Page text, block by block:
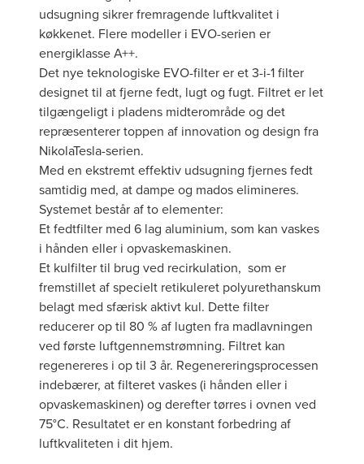
udsugning sikrer fremragende luftkvalitet i
køkkenet. Flere modeller i EVO-serien er
energiklasse A++.
Det nye teknologiske EVO-filter er et 3-i-1 filter
designet til at fjerne fedt, lugt og fugt. Filtret er let
tilgængeligt i pladens midterområde og det
repræsenterer toppen af innovation og design fra
NikolaTesla-serien.
Med en ekstremt effektiv udsugning fjernes fedt
samtidig med, at dampe og mados elimineres.
Systemet består af to elementer:
Et fedtfilter med 6 lag aluminium, som kan vaskes
i hånden eller i opvaskemaskinen.
Et kulfilter til brug ved recirkulation, som er
fremstillet af specielt retikuleret polyurethanskum
belagt med sfærisk aktivt kul. Dette filter
reducerer op til 80 % af lugten fra madlavningen
ved første luftgennemstrømning. Filtret kan
regenereres i op til 3 år. Regenereringsprocessen
indebærer, at filteret vaskes (i hånden eller i
opvaskemaskinen) og derefter tørres i ovnen ved
75°C. Resultatet er en konstant forbedring af
luftkvaliteten i dit hjem.